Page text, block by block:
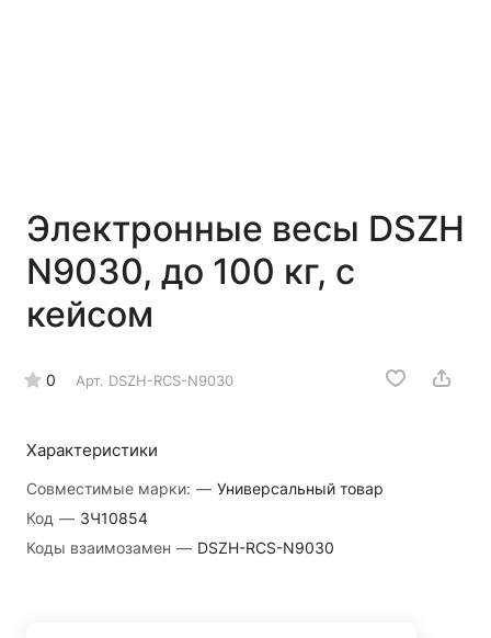
Электронные весы DSZH
N9030, до 100 кг, с
кейсом
0 Арт. DSZH-RCS-N9030
Характеристики
Совместимые марки: — Универсальный товар
Код — ЗЧ10854
Коды взаимозамен — DSZH-RCS-N9030